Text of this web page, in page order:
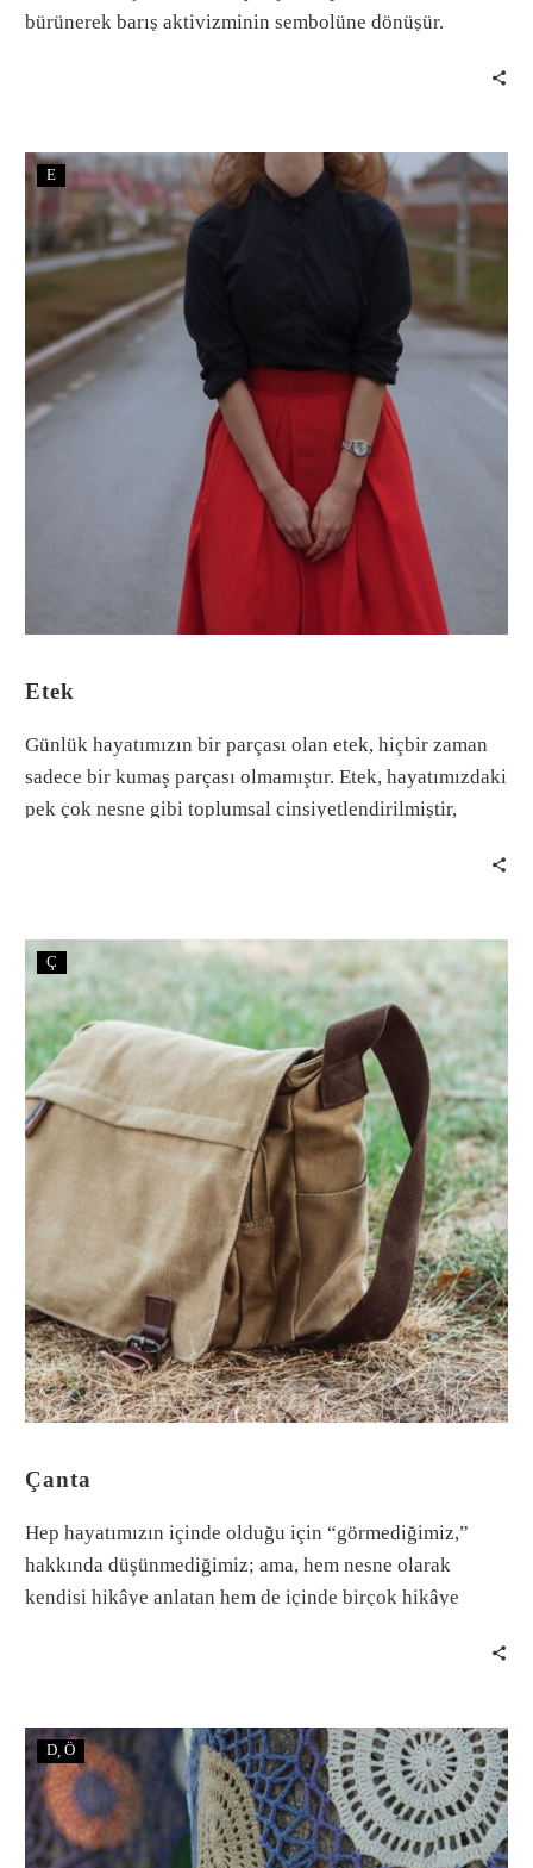
bürünerek barış aktivizminin sembolüne dönüşür.
E
Etek
Günlük hayatımızın bir parçası olan etek, hiçbir zaman
sadece bir kumaş parçası olmamıştır. Etek, hayatımızdaki
pek çok nesne gibi toplumsal cinsiyetlendirilmiştir,
Ç
Çanta
Hep hayatımızın içinde olduğu için “görmediğimiz,”
hakkında düşünmediğimiz; ama, hem nesne olarak
kendisi hikâye anlatan hem de içinde birçok hikâye
D Ö